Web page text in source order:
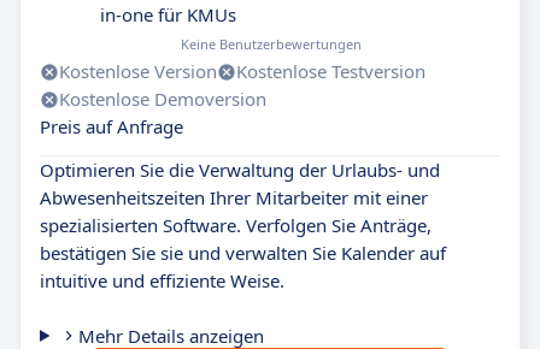
in-one für KMUs
Keine Benutzerbewertungen
Kostenlose Version
Kostenlose Testversion
Kostenlose Demoversion
Preis auf Anfrage
Optimieren Sie die Verwaltung der Urlaubs- und
Abwesenheitszeiten Ihrer Mitarbeiter mit einer
spezialisierten Software. Verfolgen Sie Anträge,
bestätigen Sie sie und verwalten Sie Kalender auf
intuitive und effiziente Weise.
Mehr Details anzeigen